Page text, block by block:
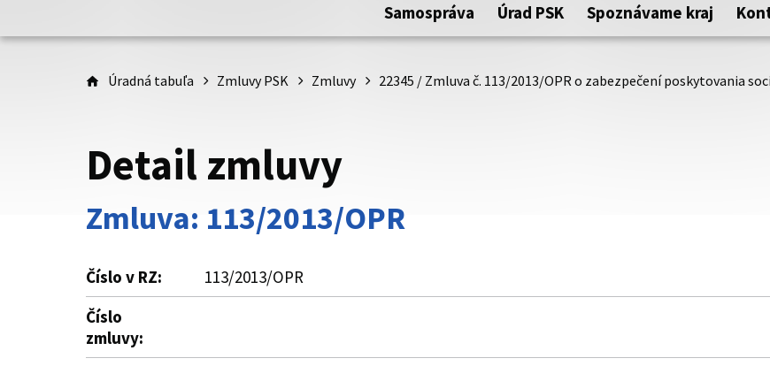
https:// pred názvom
Samospráva Úrad PSK Spoznávame kraj
Úradná tabuľa Zmluvy PSK Zmluvy 22345 / Zmluva č. 113/2013/OPR o zabezpečení poskytovania
Detail zmluvy
Zmluva: 113/2013/OPR
Číslo v RZ:
113/2013/OPR
Číslo
zmluvy: